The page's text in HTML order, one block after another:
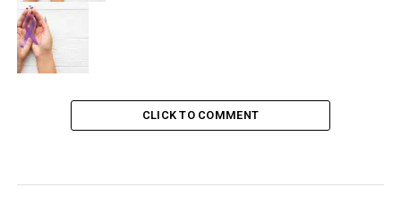
CLICK TO COMMENT